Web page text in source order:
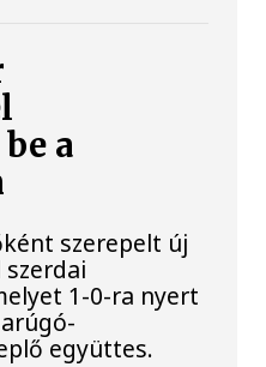
a
szerepelt új
1-0-ra nyert
együttes.